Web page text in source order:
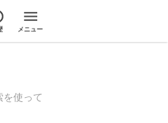
メニュー
使って